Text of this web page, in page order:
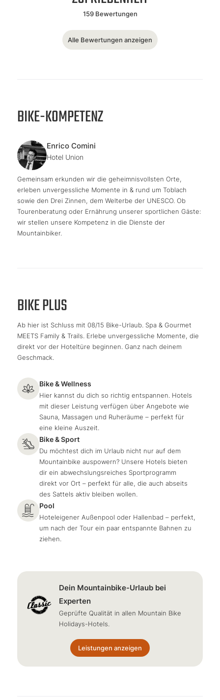
159 Bewertungen
Alle Bewertungen anzeigen
BIKE-KOMPETENZ
Enrico Comini
Hotel Union
Gemeinsam erkunden wir die geheimnisvollsten Orte,
erleben unvergessliche Momente in & rund um Toblach
sowie den Drei Zinnen, dem Welterbe der UNESCO. Ob
Tourenberatung oder Ernährung unserer sportlichen Gäste:
wir stellen unsere Kompetenz in die Dienste der
Mountainbiker.
BIKE PLUS
Ab hier ist Schluss mit 08/15 Bike-Urlaub. Spa & Gourmet
MEETS Family & Trails. Erlebe unvergessliche Momente, die
direkt vor der Hoteltüre beginnen. Ganz nach deinem
Geschmack.
Bike & Wellness
Hier kannst du dich so richtig entspannen. Hotels
mit dieser Leistung verfügen über Angebote wie
Sauna, Massagen und Ruheräume – perfekt für
eine kleine Auszeit.
Bike & Sport
Du möchtest dich im Urlaub nicht nur auf dem
Mountainbike auspowern? Unsere Hotels bieten
dir ein abwechslungsreiches Sportprogramm
direkt vor Ort – perfekt für alle, die auch abseits
des Sattels aktiv bleiben wollen.
Pool
Hoteleigener Außenpool oder Hallenbad – perfekt,
um nach der Tour ein paar entspannte Bahnen zu
ziehen.
Dein Mountainbike-Urlaub bei
Experten
Geprüfte Qualität in allen Mountain Bike
Holidays-Hotels.
Leistungen anzeigen